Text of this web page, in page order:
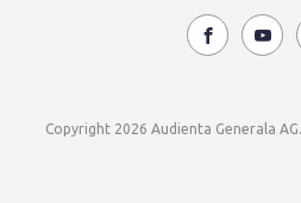
Copyright 2026 Audienta Generala